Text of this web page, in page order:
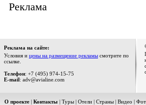
Реклама
Реклама на сайте:
Условия и цены на размещение рекламы смотрите по
ссылке.
Телефон: +7 (495) 974-15-75
E-mail: adv@avialine.com
О проекте | Контакты | Туры | Отели | Страны | Видео |